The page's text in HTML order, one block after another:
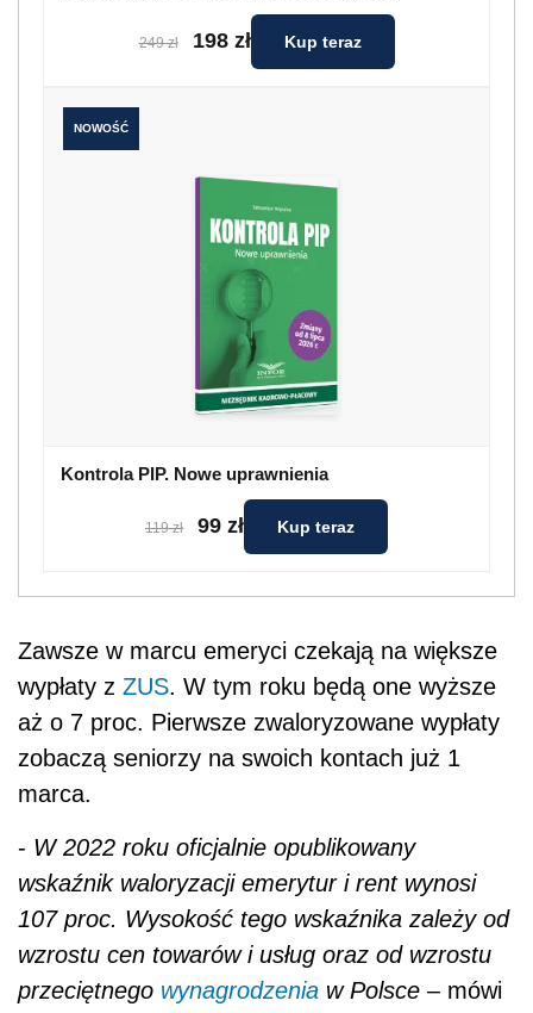
249 zł 198 zł Kup teraz
NOWOŚĆ
Kontrola PIP. Nowe uprawnienia
119 zł 99 zł Kup teraz
Zawsze w marcu emeryci czekają na większe
wypłaty z ZUS. W tym roku będą one wyższe
aż o 7 proc. Pierwsze zwaloryzowane wypłaty
zobaczą seniorzy na swoich kontach już 1
marca.
- W 2022 roku oficjalnie opublikowany
wskaźnik waloryzacji emerytur i rent wynosi
107 proc. Wysokość tego wskaźnika zależy od
wzrostu cen towarów i usług oraz od wzrostu
przeciętnego wynagrodzenia w Polsce – mówi